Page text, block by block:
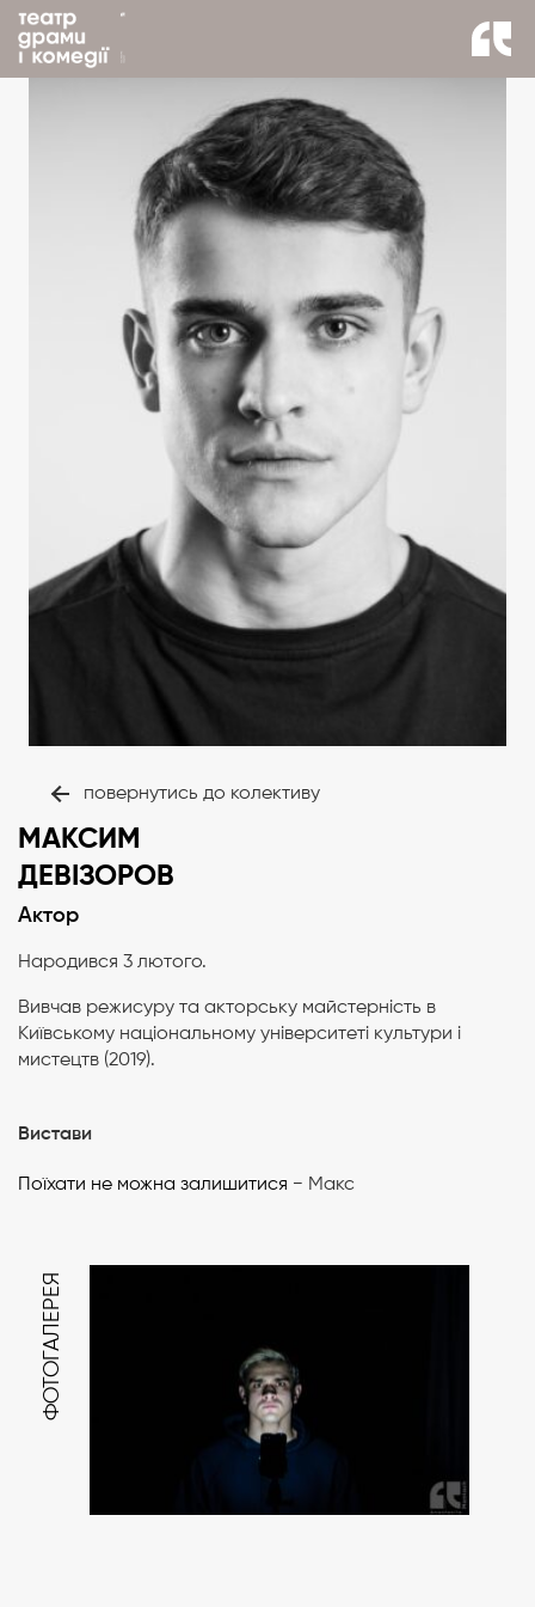
повернутись до колективу
МАКСИМ
ДЕВІЗОРОВ
Актор
Народився 3 лютого.
Вивчав режисуру та акторську майстерність в
Київському національному університеті культури і
мистецтв (2019).
Вистави
Поїхати не можна залишитися − Макс
ФОТОГАЛЕРЕЯ